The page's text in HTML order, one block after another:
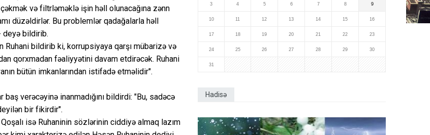
və filtrləməklə işin həll olunacağına zənn
düzəldirlər. Bu problemlər qadağalarla həll
deyə bildirib.
Ruhani bildirib ki, korrupsiyaya qarşı mübarizə və
qorxmadan fəaliyyətini davam etdirəcək. Ruhani
bütün imkanlarından istifadə etməlidir".
verəcəyinə inanmadığını bildirdi: "Bu, sadəcə
bir fikirdir".
isə Ruhaninin sözlərinin ciddiyə almaq lazım
3 4 5 6 7 8 9
10 11 12 13 14 15 16
17 18 19 20 21 22 23
24 25 26 27 28 29 30
31
Hadisə